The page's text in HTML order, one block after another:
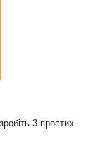
3 простих